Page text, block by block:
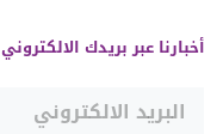
أخبارنا عبر بريدك الالكتروني